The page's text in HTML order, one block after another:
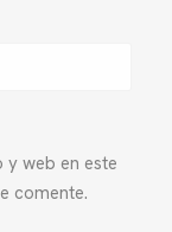
web en este
comente.